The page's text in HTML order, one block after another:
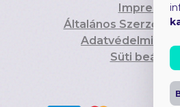
Általános
Adatvédelmi
Süti